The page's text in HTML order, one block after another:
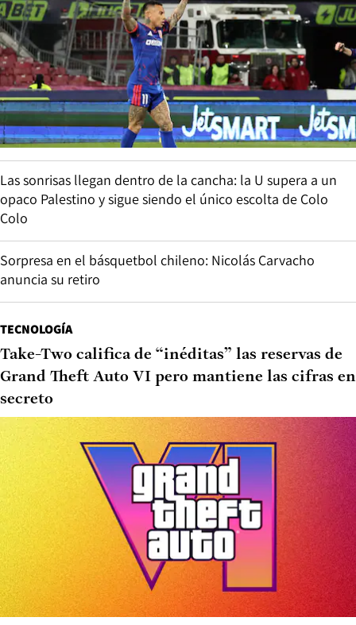
Las sonrisas llegan dentro de la cancha: la U supera a un
opaco Palestino y sigue siendo el único escolta de Colo
Colo
Sorpresa en el básquetbol chileno: Nicolás Carvacho
anuncia su retiro
TECNOLOGÍA
Take-Two califica de “inéditas” las reservas de
Grand Theft Auto VI pero mantiene las cifras en
secreto